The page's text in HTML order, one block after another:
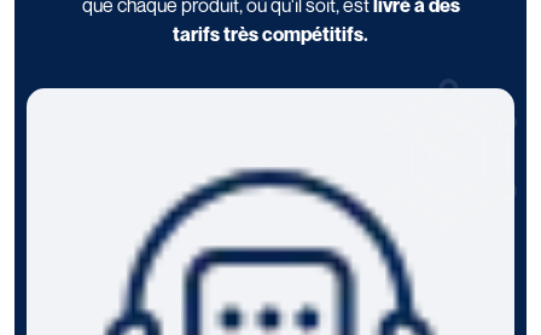
que chaque produit, où qu'il soit, estlivré à des
tarifs très compétitifs.